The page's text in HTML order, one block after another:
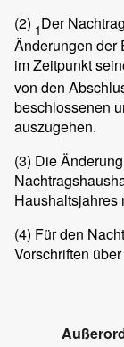
(2) 1Der
Änderungen der
im Zeitpunkt
von den
beschlossenen
auszugehen.
(3) Die
Haushaltsjahres
(4) Für den
Vorschriften